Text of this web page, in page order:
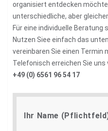
organisiert entdecken
unterschiedliche, aber
Für eine individuelle Beratung
Nutzen Siee einfach das
vereinbaren Sie einen Termin
Telefonisch erreichen Sie uns
+49 (0) 6561 96 54 17
Ihr Name